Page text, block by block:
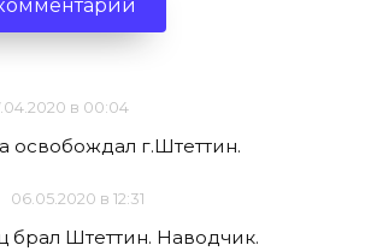
в 00:04
освобождал г.Штеттин.
06.05.2020 в 12:31
брал Штеттин. Наводчик.